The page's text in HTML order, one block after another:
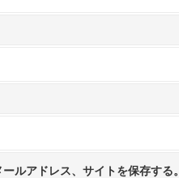
ルアドレス、サイトを保存する。